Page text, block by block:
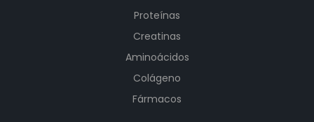
Proteínas
Creatinas
Aminoácidos
Colágeno
Fármacos